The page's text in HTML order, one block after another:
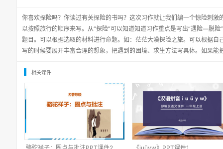
你喜欢探险吗？你读过有关探险的书吗？这次习作就让我们编一个惊险刺激
以按照旅行的顺序来写。从“探险”可以知道知道习作重点是写出“遇险—脱
题目。可以根据选取的材料进行命题。如：茫茫大漠探险之旅。可以根据
写的时候要展开丰富合理的想象，把遇到的困境、求生方法写具体。如果能
相关课件